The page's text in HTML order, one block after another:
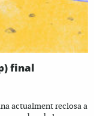
final
actualment reclosa a